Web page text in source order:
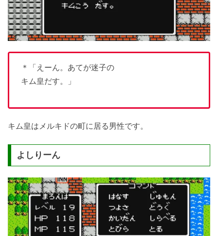
＊「えーん。あてが迷子の
キム皇だす。」
キム皇はメルキドの町に居る男性です。
よしりーん